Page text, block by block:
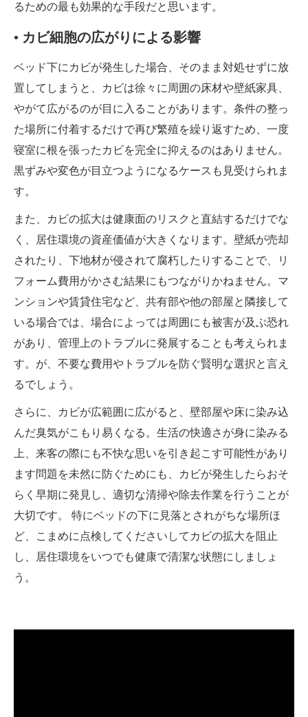
るための最も効果的な手段だと思います。
• カビ細胞の広がりによる影響
ベッド下にカビが発生した場合、そのまま対処せずに放
置してしまうと、カビは徐々に周囲の床材や壁紙家具、
やがて広がるのが目に入ることがあります。条件の整っ
た場所に付着するだけで再び繁殖を繰り返すため、一度
寝室に根を張ったカビを完全に抑えるのはありません。
黒ずみや変色が目立つようになるケースも見受けられま
す。
また、カビの拡大は健康面のリスクと直結するだけでな
く、居住環境の資産価値が大きくなります。壁紙が売却
されたり、下地材が侵されて腐朽したりすることで、リ
フォーム費用がかさむ結果にもつながりかねません。マ
ンションや賃貸住宅など、共有部や他の部屋と隣接して
いる場合では、場合によっては周囲にも被害が及ぶ恐れ
があり、管理上のトラブルに発展することも考えられま
す。が、不要な費用やトラブルを防ぐ賢明な選択と言え
るでしょう。
さらに、カビが広範囲に広がると、壁部屋や床に染み込
んだ臭気がこもり易くなる。生活の快適さが身に染みる
上、来客の際にも不快な思いを引き起こす可能性があり
ます問題を未然に防ぐためにも、カビが発生したらおそ
らく早期に発見し、適切な清掃や除去作業を行うことが
大切です。 特にベッドの下に見落とされがちな場所ほ
ど、こまめに点検してくださいしてカビの拡大を阻止
し、居住環境をいつでも健康で清潔な状態にしましょ
う。